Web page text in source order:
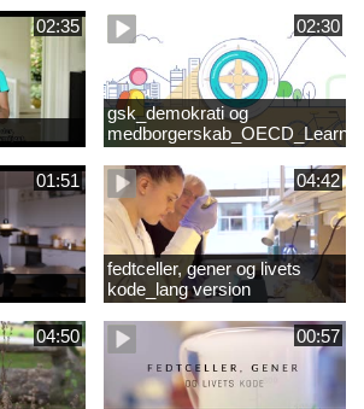
02:35 02:30
gsk_demokrati og
Compass 2030
01:51
04:42
fedtceller, gener og livets
kode_lang version
04:50 00:57